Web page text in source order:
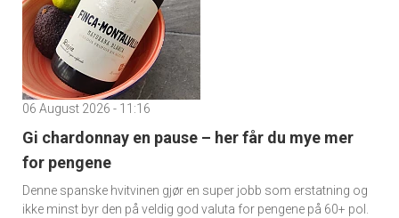
06 August 2026 - 11:16
Gi chardonnay en pause – her får du mye mer
for pengene
Denne spanske hvitvinen gjør en super jobb som erstatning og
ikke minst byr den på veldig god valuta for pengene på 60+ pol.